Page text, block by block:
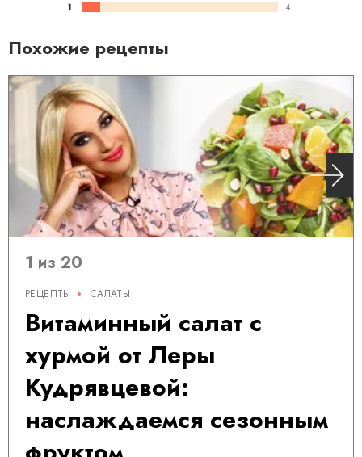
1
4
Похожие рецепты
1 из 20
РЕЦЕПТЫ САЛАТЫ
Витаминный салат с
хурмой от Леры
Кудрявцевой:
наслаждаемся сезонным